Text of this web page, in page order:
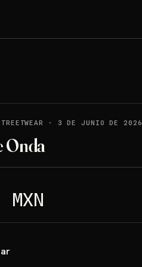
· 3 DE JUNIO DE 2026
Onda